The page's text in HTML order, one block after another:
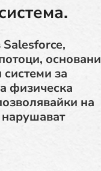
основани
за
физическа
на